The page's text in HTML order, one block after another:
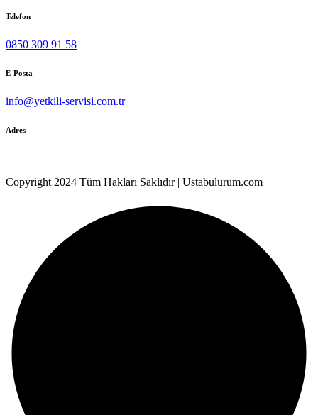
Telefon
0850 309 91 58
E-Posta
info@yetkili-servisi.com.tr
Adres
Copyright 2024 Tüm Hakları Saklıdır | Ustabulurum.com